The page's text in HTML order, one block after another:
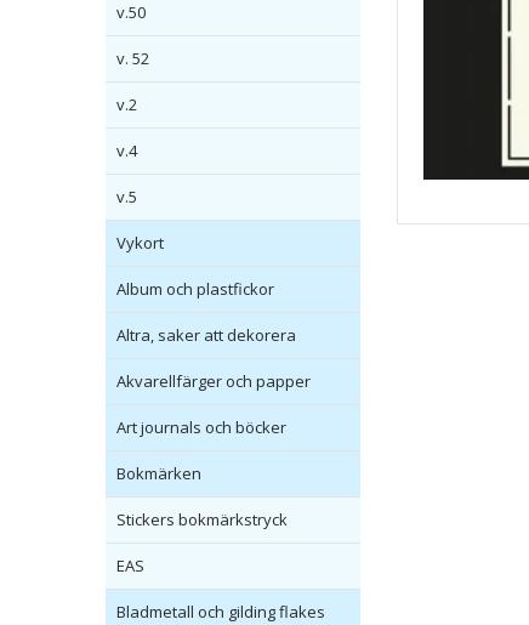
v.50
v. 52
v.2
v.4
v.5
Vykort
Album och plastfickor
Altra, saker att dekorera
Akvarellfärger och papper
Art journals och böcker
Bokmärken
Stickers bokmärkstryck
EAS
Bladmetall och gilding flakes